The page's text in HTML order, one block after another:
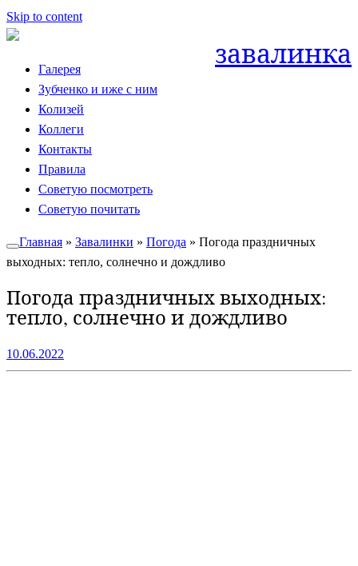
Skip to content
завалинка
Галерея
Зубченко и иже с ним
Колизей
Коллеги
Контакты
Правила
Советую посмотреть
Советую почитать
Главная » Завалинки » Погода » Погода праздничных
выходных: тепло, солнечно и дождливо
Погода праздничных выходных:
тепло, солнечно и дождливо
10.06.2022